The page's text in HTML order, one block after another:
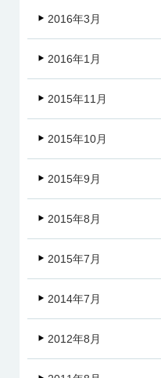
2016年3月
2016年1月
2015年11月
2015年10月
2015年9月
2015年8月
2015年7月
2014年7月
2012年8月